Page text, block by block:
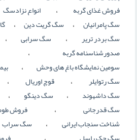
فروش غذای گربه ، انواع نزادسگ
سگ پامرانیان ، سگ گریت دین ،
سگ بردر تریر ، سگ سرابی ،
صدورشناسنامه گربه ،
سومین نمایشگاه باغ های وحش ،
سگ رتوایلر ، قوچ اوریال ،
سگ داشهوند ، سگ دینگو ،
سگ قدرجانی ، فروش
شناخت سنجاب ایرانی ، سگ سراب